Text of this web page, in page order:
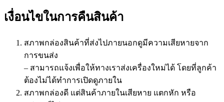
เงื่อนไขในการคืนสินค้า
สภาพกล่องสินค้าที่ส่งไปภายนอกดูมีความเสียหายจาก
การขนส่ง
– สามารถแจ้งเพื่อให้ทางเราส่งเครื่องใหม่ได้ โดยที่ลูกค้า
ต้องไม่ได้ทำการเปิดดูภายใน
สภาพกล่องดี แต่สินค้าภายในเสียหาย แตกหัก หรือ